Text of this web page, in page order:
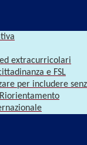
extracurricolari
e FSL
per includere